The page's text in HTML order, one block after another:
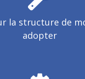
la structure de
adopter